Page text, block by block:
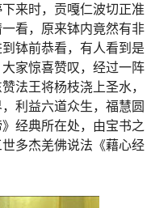
来时，贡嘎仁波切正准
看，原来钵内竟然有非
钵前恭看，有人看到是
家惊喜赞叹，经过一阵
法王将杨枝浇上圣水，
利益六道众生，福慧圆
经典所在处，由宝书之
多杰羌佛说法《藉心经